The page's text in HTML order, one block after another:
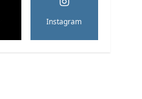
Instagram